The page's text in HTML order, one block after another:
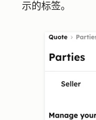
示的标签。